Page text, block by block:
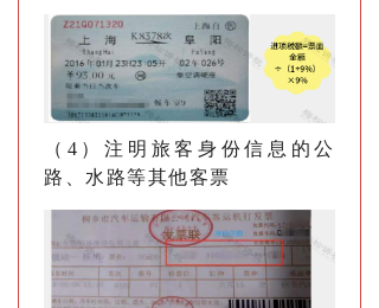
（4）注明旅客身份信息的公
路、水路等其他客票